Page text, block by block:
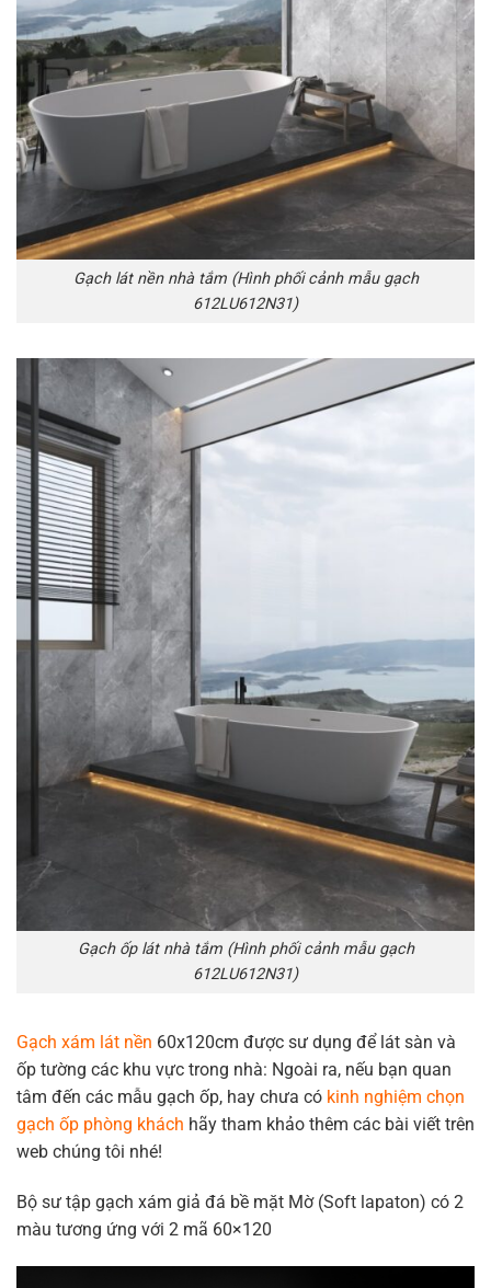
Gạch lát nền nhà tắm (Hình phối cảnh mẫu gạch
612LU612N31)
Gạch ốp lát nhà tắm (Hình phối cảnh mẫu gạch
612LU612N31)
Gạch xám lát nền 60x120cm được sư dụng để lát sàn và
ốp tường các khu vực trong nhà: Ngoài ra, nếu bạn quan
tâm đến các mẫu gạch ốp, hay chưa có kinh nghiệm chọn
gạch ốp phòng khách hãy tham khảo thêm các bài viết trên
web chúng tôi nhé!
Bộ sư tập gạch xám giả đá bề mặt Mờ (Soft lapaton) có 2
màu tương ứng với 2 mã 60×120